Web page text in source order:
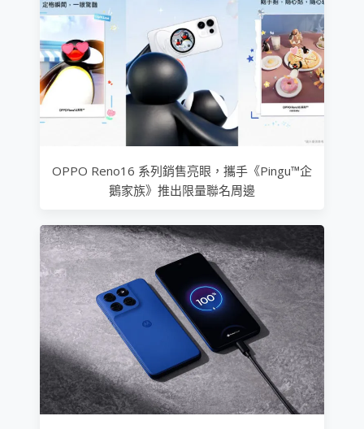
OPPO Reno16 系列銷售亮眼，攜手《Pingu™企
鵝家族》推出限量聯名周邊